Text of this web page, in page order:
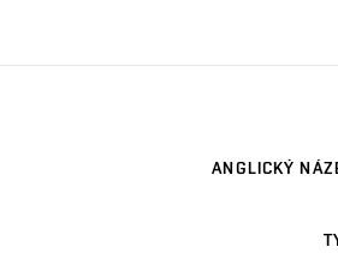
ANGLICKÝ